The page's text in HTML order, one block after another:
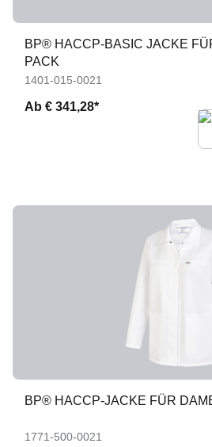
BP® HACCP-BASIC JACKE
PACK
1401-015-0021
Ab € 341,28*
BP® HACCP-JACKE FÜR
1771-500-0021